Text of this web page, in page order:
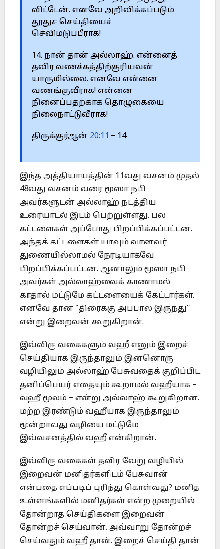
விட்டேன். எனவே அறிவிக்கப்படும்
தூதுச் செய்தியைச்
செவிமடுப்பீராக!
14. நான் தான் அல்லாஹ். என்னைத்
தவிர வணக்கத்திற்குரியவன்
யாருமில்லை. எனவே என்னை
வணங்குவீராக! என்னை
நினைப்பதற்காக தொழுகையை
நிலைநாட்டுவீராக!
திருக்குர்ஆன் 20:11 – 14
இந்த அத்தியாயத்தின் 11வது வசனம் முதல்
48வது வசனம் வரை மூஸா நபி
அவர்களுடன் அல்லாஹ் நடத்திய
உரையாடல் இடம் பெற்றுள்ளது. பல
கட்டளைகள் அப்போது பிறப்பிக்கப்பட்டன.
அந்தக் கட்டளைகள் யாவும் வானவர்
துணையில்லாமல் நேரடியாகவே
பிறப்பிக்கப்பட்டன. ஆனாலும் மூஸா நபி
அவர்கள் அல்லாஹ்வைக் காணாமல்
காதால் மட்டுமே கட்டளையைக் கேட்டார்கள்.
எனவே தான் “திரைக்கு அப்பால் இருந்து”
என்று இறைவன் கூறுகிறான்.
இவ்விரு வகைகளும் வஹீ எனும் இறைச்
செய்தியாக இருந்தாலும் இன்னொரு
வழியிலும் அல்லாஹ் பேசுவதைக் குறிப்பிட
தனிப்பெயர் எதையும் கூறாமல் வஹீயாக –
வஹீ மூலம் – என்று அல்லாஹ் கூறுகிறான்.
மற்ற இரண்டும் வஹீயாக இருந்தாலும்
மூன்றாவது வழியை மட்டுமே
இவ்வசனத்தில் வஹீ என்கிறான்.
இவ்விரு வகைகள் தவிர வேறு வழியில்
இறைவன் மனிதர்களிடம் பேசுவான்
என்பதை எப்படிப் புரிந்து கொள்வது? மனித
உள்ளங்களில் மனிதர்கள் என்ற முறையில்
தோன்றாத செய்திகளை இறைவன்
தோன்றச் செய்வான். அவ்வாறு தோன்றச்
செய்வதும் வஹீ தான். இறைச் செய்தி தான்